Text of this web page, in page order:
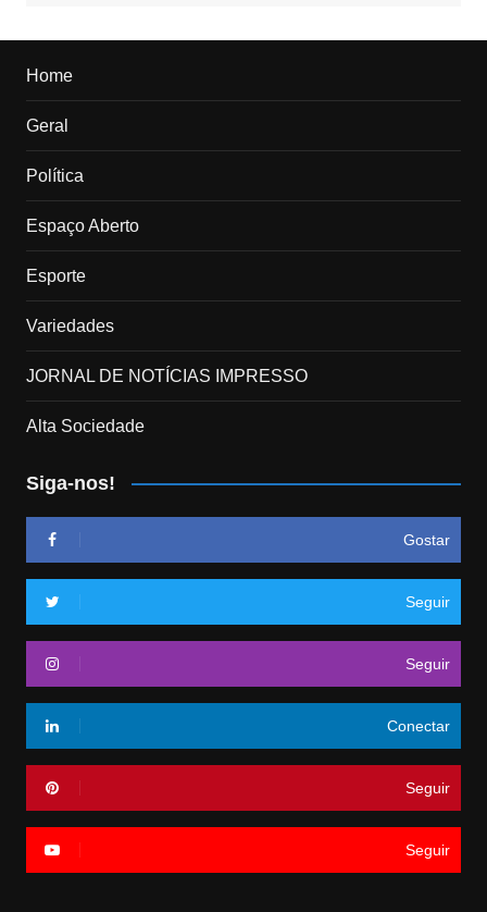
Home
Geral
Política
Espaço Aberto
Esporte
Variedades
JORNAL DE NOTÍCIAS IMPRESSO
Alta Sociedade
Siga-nos!
Gostar
Seguir
Seguir
Conectar
Seguir
Seguir